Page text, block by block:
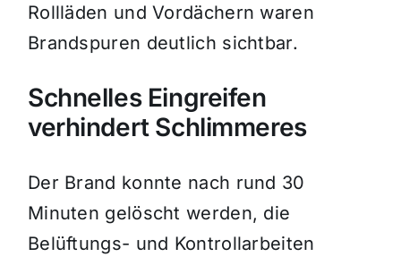
Rollläden und Vordächern waren
Brandspuren deutlich sichtbar.
Schnelles Eingreifen
verhindert Schlimmeres
Der Brand konnte nach rund 30
Minuten gelöscht werden, die
Belüftungs- und Kontrollarbeiten